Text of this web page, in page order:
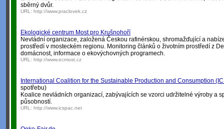
sběrný dvůr.
URL: http://www.praclovek.cz
Ekologické centrum Most pro Krušnohoří
Nevládní organizace, založená Českou rafinérskou, shromažďující a
prostředí v mosteckém regionu. Monitoring článků o životním prostředí z
domácnost, informace o ekovýchovných programech.
URL: http://www.ecmost.cz
International Coalition for the Sustainable Production and Consumption
spotřebu)
Koalice nevládních organizací, zabývajících se vzorci udržitelné výroby a
působností.
URL: http://www.icspac.net